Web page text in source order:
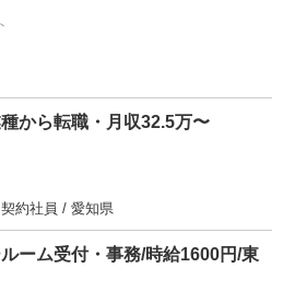
から転職・月収32.5万〜
約社員 / 愛知県
ーム受付・事務/時給1600円/東